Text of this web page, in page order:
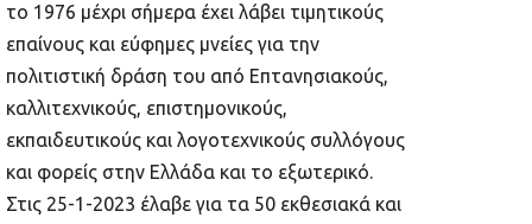
το 1976 μέχρι σήμερα έχει λάβει τιμητικούς
επαίνους και εύφημες μνείες για την
πολιτιστική δράση του από Επτανησιακούς,
καλλιτεχνικούς, επιστημονικούς,
εκπαιδευτικούς και λογοτεχνικούς συλλόγους
και φορείς στην Ελλάδα και το εξωτερικό.
Στις 25-1-2023 έλαβε για τα 50 εκθεσιακά και